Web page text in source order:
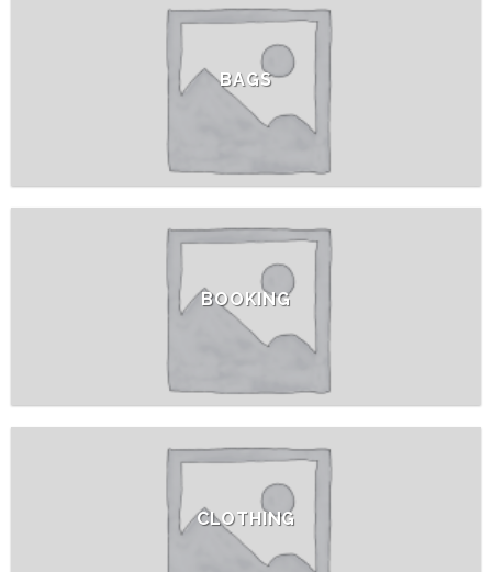
BAGS
BOOKING
CLOTHING